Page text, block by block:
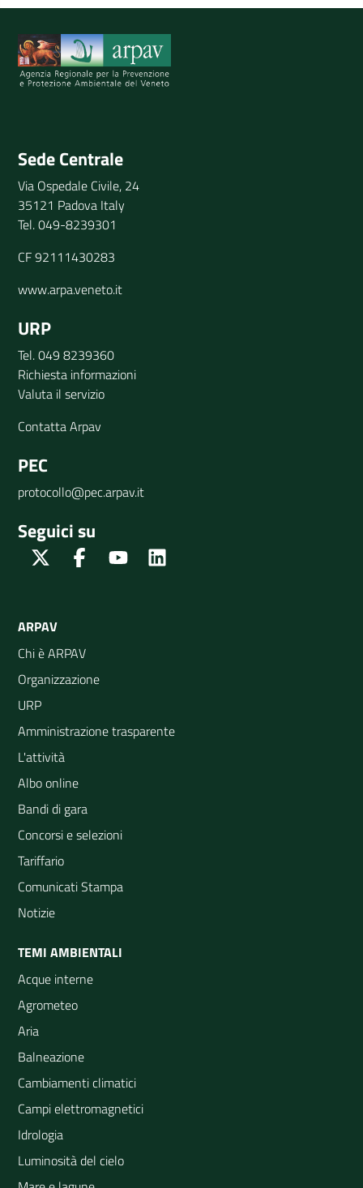
Spiegaci perchè, e aiutaci a migliorare il servizio
Sede Centrale
Via Ospedale Civile, 24
35121 Padova Italy
Tel. 049-8239301
CF 92111430283
www.arpa.veneto.it
URP
Tel. 049 8239360
Richiesta informazioni
Valuta il servizio
Contatta Arpav
PEC
protocollo@pec.arpav.it
Seguici su
Twitter FacebookYoutube
ARPAV
Chi è ARPAV
Organizzazione
URP
Amministrazione trasparente
L'attività
Albo online
Bandi di gara
Concorsi e selezioni
Tariffario
Comunicati Stampa
Notizie
TEMI AMBIENTALI
Acque interne
Agrometeo
Aria
Balneazione
Cambiamenti climatici
Campi elettromagnetici
Idrologia
Luminosità del cielo